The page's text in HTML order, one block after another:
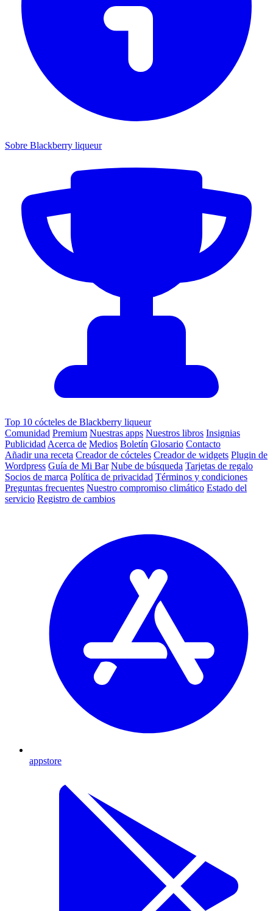
Sobre Blackberry liqueur
Top 10 cócteles de Blackberry liqueur
Comunidad Premium Nuestras apps Nuestros libros Insignias
Publicidad Acerca de Medios Boletín Glosario Contacto
Añadir una receta Creador de cócteles Creador de widgets Plugin de
Wordpress Guía de Mi Bar Nube de búsqueda Tarjetas de regalo
Socios de marca Política de privacidad Términos y condiciones
Preguntas frecuentes Nuestro compromiso climático Estado del
servicio Registro de cambios
appstore